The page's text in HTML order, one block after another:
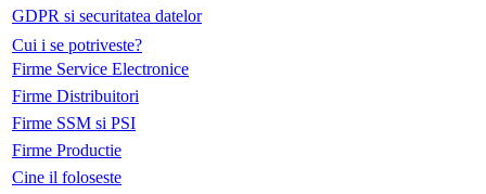
GDPR si securitatea datelor
Cui i se potriveste?
Firme Service Electronice
Firme Distribuitori
Firme SSM si PSI
Firme Productie
Cine il foloseste